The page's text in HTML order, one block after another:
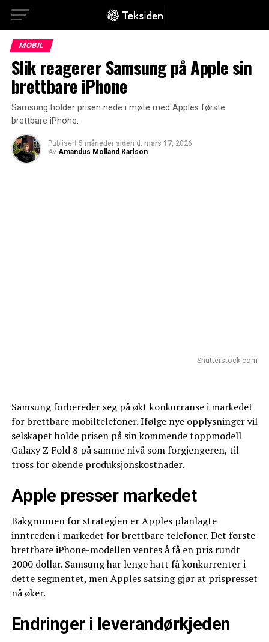
MOBIL
Slik reagerer Samsung på Apple sin
brettbare iPhone
Samsung holder prisen nede i møte med Apples første
brettbare iPhone.
Publisert 5 måneder siden d. mars 17, 2026
Av Amandus Molland Karlson
Shutterstock.com
Samsung forbereder seg på økt konkurranse i markedet
for brettbare mobiltelefoner. Ifølge nye opplysninger vil
selskapet holde prisen på sin kommende toppmodell
Galaxy Z Fold 8 på samme nivå som forgjengeren, til
tross for økende produksjonskostnader.
Apple presser markedet
Bakgrunnen for strategien er Apples planlagte
inntreden i markedet for brettbare telefoner. Det første
brettbare iPhone-modellen ventes å få en pris rundt
2000 dollar. Samsung har lenge hatt få konkurrenter i
dette segmentet, men Apples satsing gjør at prispresset
nå øker.
Endringer i leverandørkjeden